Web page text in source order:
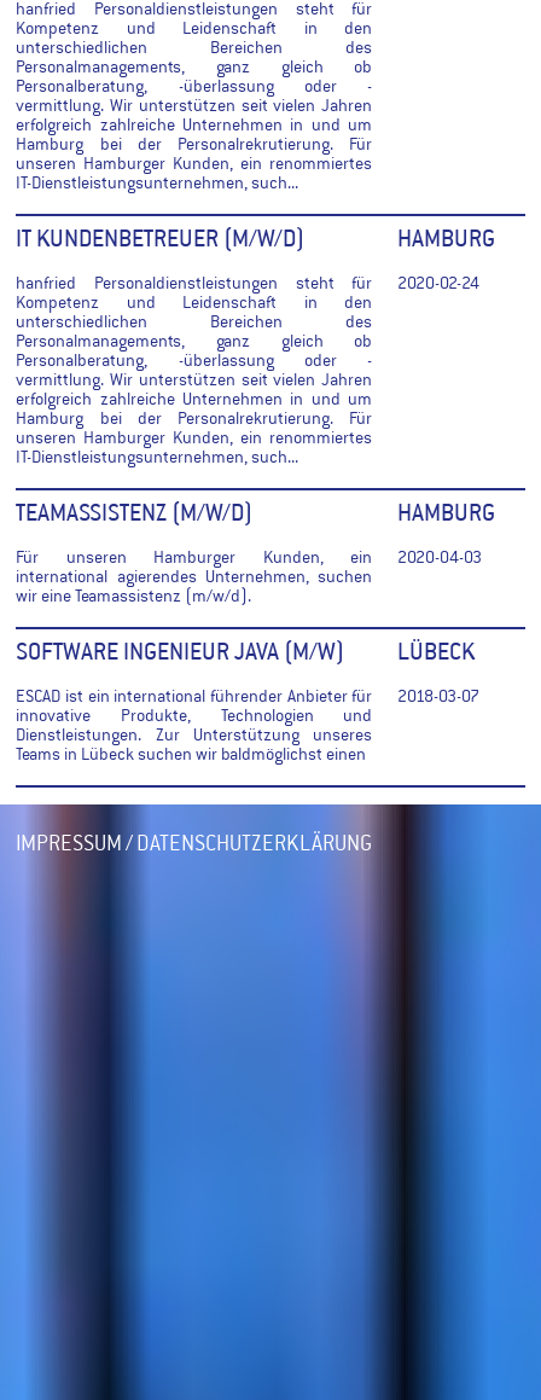
hanfried Personaldienstleistungen steht für
Kompetenz und Leidenschaft in den
unterschiedlichen Bereichen des
Personalmanagements, ganz gleich ob
Personalberatung, -überlassung oder -
vermittlung. Wir unterstützen seit vielen Jahren
erfolgreich zahlreiche Unternehmen in und um
Hamburg bei der Personalrekrutierung. Für
unseren Hamburger Kunden, ein renommiertes
IT-Dienstleistungsunternehmen, such...
IT KUNDENBETREUER (M/W/D)
hanfried Personaldienstleistungen steht für
Kompetenz und Leidenschaft in den
unterschiedlichen Bereichen des
Personalmanagements, ganz gleich ob
Personalberatung, -überlassung oder -
vermittlung. Wir unterstützen seit vielen Jahren
erfolgreich zahlreiche Unternehmen in und um
Hamburg bei der Personalrekrutierung. Für
unseren Hamburger Kunden, ein renommiertes
IT-Dienstleistungsunternehmen, such...
HAMBURG
2020-02-24
TEAMASSISTENZ (M/W/D)
Für unseren Hamburger Kunden, ein
international agierendes Unternehmen, suchen
wir eine Teamassistenz (m/w/d).
HAMBURG
2020-04-03
SOFTWARE INGENIEUR JAVA (M/W)
ESCAD ist ein international führender Anbieter für
innovative Produkte, Technologien und
Dienstleistungen. Zur Unterstützung unseres
Teams in Lübeck suchen wir baldmöglichst einen
LÜBECK
2018-03-07
IMPRESSUM / DATENSCHUTZERKLÄRUNG